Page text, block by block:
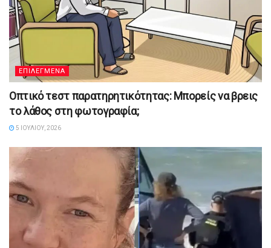
ΕΠΙΛΕΓΜΕΝΑ
Οπτικό τεστ παρατηρητικότητας: Μπορείς να βρεις
το λάθος στη φωτογραφία;
5 ΙΟΥΛΊΟΥ, 2026